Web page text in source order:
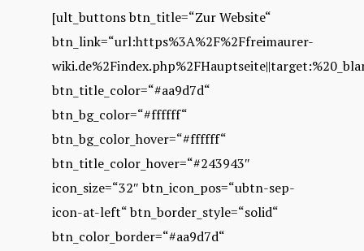
[ult_buttons btn_title=“Zur Website“
btn_link=“url:https%3A%2F%2Ffreimaurer-
btn_title_color=“#aa9d7d“
btn_bg_color=“#ffffff“
btn_bg_color_hover=“#ffffff“
btn_title_color_hover=“#243943″
icon_size=“32″ btn_icon_pos=“ubtn-sep-
icon-at-left“ btn_border_style=“solid“
btn_color_border=“#aa9d7d“